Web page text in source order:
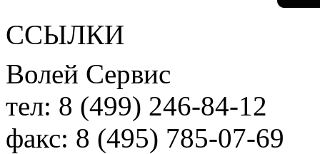
ССЫЛКИ
Волей Сервис
тел: 8 (499) 246-84-12
факс: 8 (495) 785-07-69